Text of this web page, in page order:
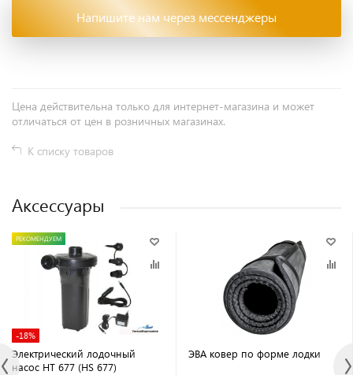
Напишите нам через мессенджеры
Цена действительна только для интернет-магазина и может
отличаться от цен в розничных магазинах.
К списку товаров
Аксессуары
РЕКОМЕНДУЕМ
-18%
Электрический лодочный
насос HT 677 (HS 677)
ЭВА ковер по форме лодки